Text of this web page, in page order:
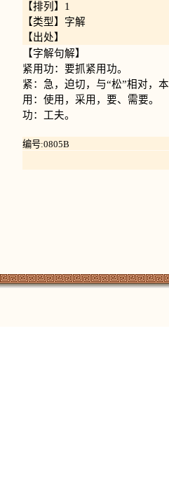
【排列】1
【类型】字解
【出处】
【字解句解】
紧用功：要抓紧用功。
紧：急，迫切，与“松”相对，
用：使用，采用，要、需要。
功：工夫。
编号:0805B